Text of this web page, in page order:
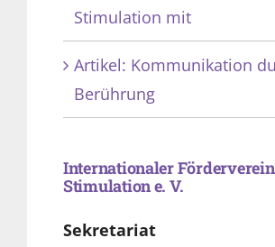
Stimulation mit
Artikel: Kommunikation
Berührung
Internationaler
Stimulation e. V.
Sekretariat